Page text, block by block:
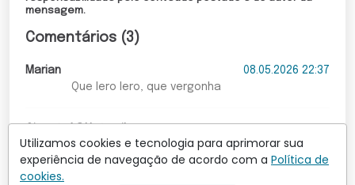
mensagem.
Comentários (3)
Marian
08.05.2026 22:37
Que lero lero, que vergonha
Alguém acredita que o trump recebeu o Lula
para escutar êsse papo furado ?
Utilizamos cookies e tecnologia para aprimorar sua
experiência de navegação de acordo com a Política de
cookies.